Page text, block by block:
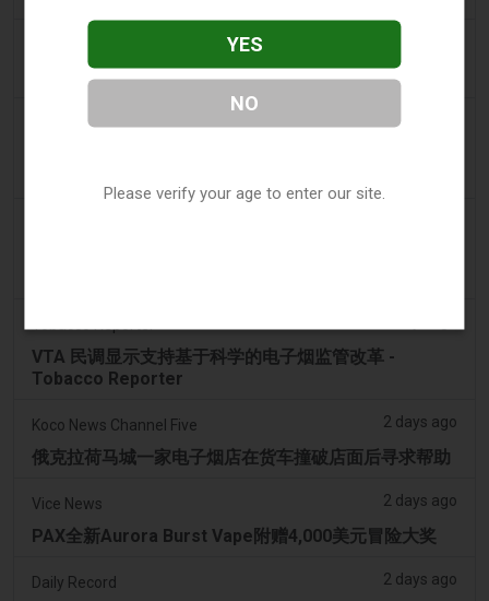
Dentsu 赢得南澳州戒烟与电子烟控制业务 - AdNews
Newsbreak 2 days ago
VTA 民调显示支持基于科学的电子烟监管改革 -
Tobacco Reporter
Koco News Channel Five 2 days ago
俄克拉荷马城一家电子烟店在货车撞破店面后寻求帮助
Vice News 2 days ago
PAX全新Aurora Burst Vape附赠4,000美元冒险大奖
Daily Record 2 days ago
YES
NO
Please verify your age to enter our site.